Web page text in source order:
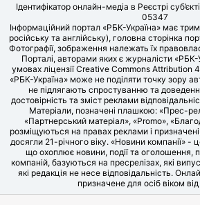
Ідентифікатор онлайн-медіа в Реєстрі
05347
Інформаційний портал «РБК-Україна» має
російську та англійську), головна сторінка
Фотографії, зображення належать їх
Порталі, авторами яких є журналісти «РБК-
умовах ліцензії Creative Commons Attribution
«РБК-Україна» може не поділяти точку зору
не підлягають спростуванню та
достовірність та зміст реклами
Матеріали, позначені плашкою: «Прес-
«Партнерський матеріал», «Promo»,
розміщуються на правах реклами і
досягли 21-річного віку. «Новини компанії» -
що охоплює новини, події та оголошення,
компаній, базуються на пресрелізах, які
які редакція не несе відповідальність.
призначене для осіб віком